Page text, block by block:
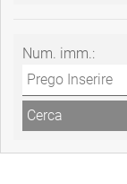
Num. imm.: